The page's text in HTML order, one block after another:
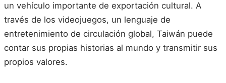
un vehículo importante de exportación cultural. A
través de los videojuegos, un lenguaje de
entretenimiento de circulación global, Taiwán puede
contar sus propias historias al mundo y transmitir sus
propios valores.